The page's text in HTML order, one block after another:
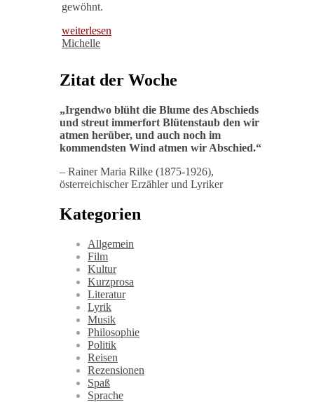
gewöhnt.
weiterlesen
Michelle
Zitat der Woche
„Irgendwo blüht die Blume des Abschieds
und streut immerfort Blütenstaub den wir
atmen herüber, und auch noch im
kommendsten Wind atmen wir Abschied.“
– Rainer Maria Rilke (1875-1926),
österreichischer Erzähler und Lyriker
Kategorien
Allgemein
Film
Kultur
Kurzprosa
Literatur
Lyrik
Musik
Philosophie
Politik
Reisen
Rezensionen
Spaß
Sprache